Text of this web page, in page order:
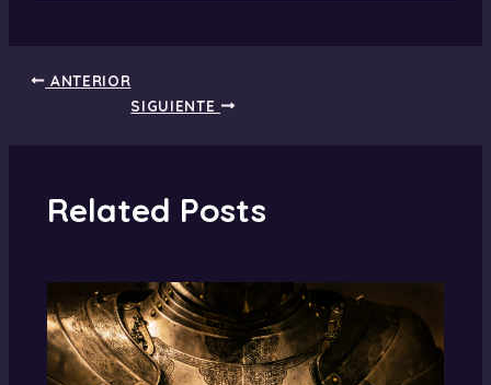
ANTERIOR
SIGUIENTE
Related Posts